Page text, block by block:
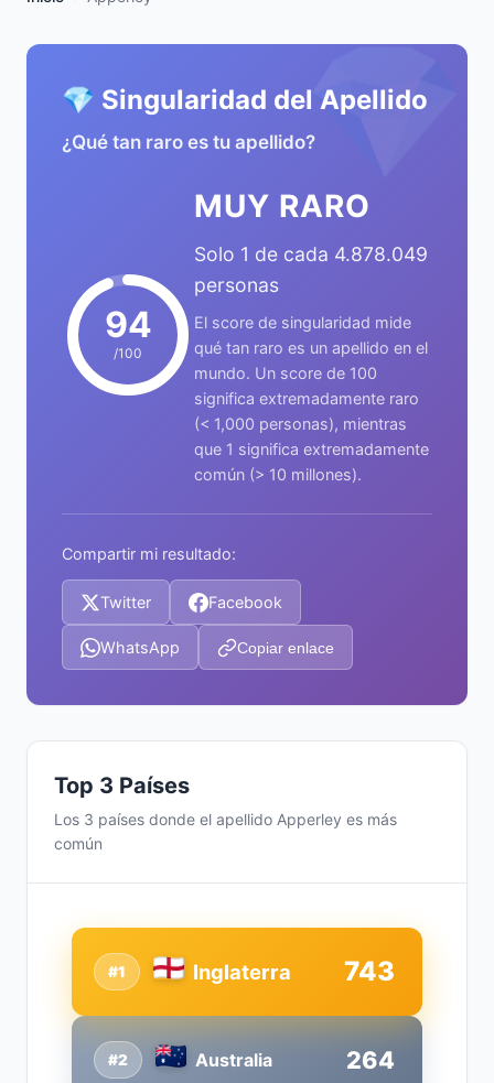
💎
💎 Singularidad del Apellido
¿Qué tan raro es tu apellido?
94
/100
MUY RARO
Solo 1 de cada 4.878.049
personas
El score de singularidad mide
qué tan raro es un apellido en el
mundo. Un score de 100
significa extremadamente raro
(< 1,000 personas), mientras
que 1 significa extremadamente
común (> 10 millones).
Compartir mi resultado:
Twitter Facebook
WhatsApp Copiar enlace
Top 3 Países
Los 3 países donde el apellido Apperley es más
común
#2 Australia 264
#1 Inglaterra 743